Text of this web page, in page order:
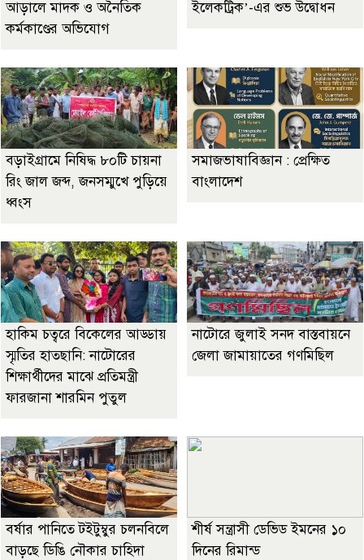
আড়ালে মাদক ও অনৈতিক
কর্মকাণ্ডের অভিযোগ
ইলেকট্রিক’-এর শুভ উদ্বোধন
বড়াইগ্রামে নিষিদ্ধ ৮০টি চায়না
রিং জাল জব্দ, জনসম্মুখে পুড়িয়ে
ধ্বংস
সমাজভাষাবিজ্ঞান : প্রেক্ষিত
বাংলাদেশ
হাকিম চত্বরে বিকেলের আড্ডায়
স্মৃতির হাতছানি: নাটোরের
শিক্ষার্থীদের মাঝে প্রতিমন্ত্রী
ফারজানা শারমিন পুতুল
নাটোরে জুলাই সনদ বাস্তবায়নে
জেলা জামায়াতের গণমিছিল
বর্ষার পানিতে টইটুম্বুর চলনবিলে
বাড়ছে ডিঙি নৌকার চাহিদা
শীর্ষ সন্ত্রাসী ডেভিড ইমনের ১০
দিনের রিমান্ড